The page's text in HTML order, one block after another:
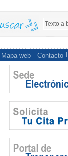
Mapa web Contacto